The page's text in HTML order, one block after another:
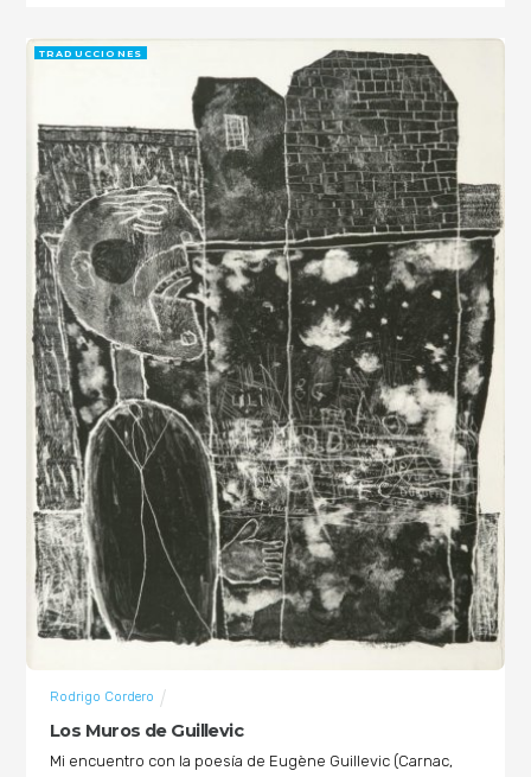
Los Muros de Guillevic
Rodrigo Cordero
TRADUCCIONES
Mi encuentro con la poesía de Eugène Guillevic (Carnac,